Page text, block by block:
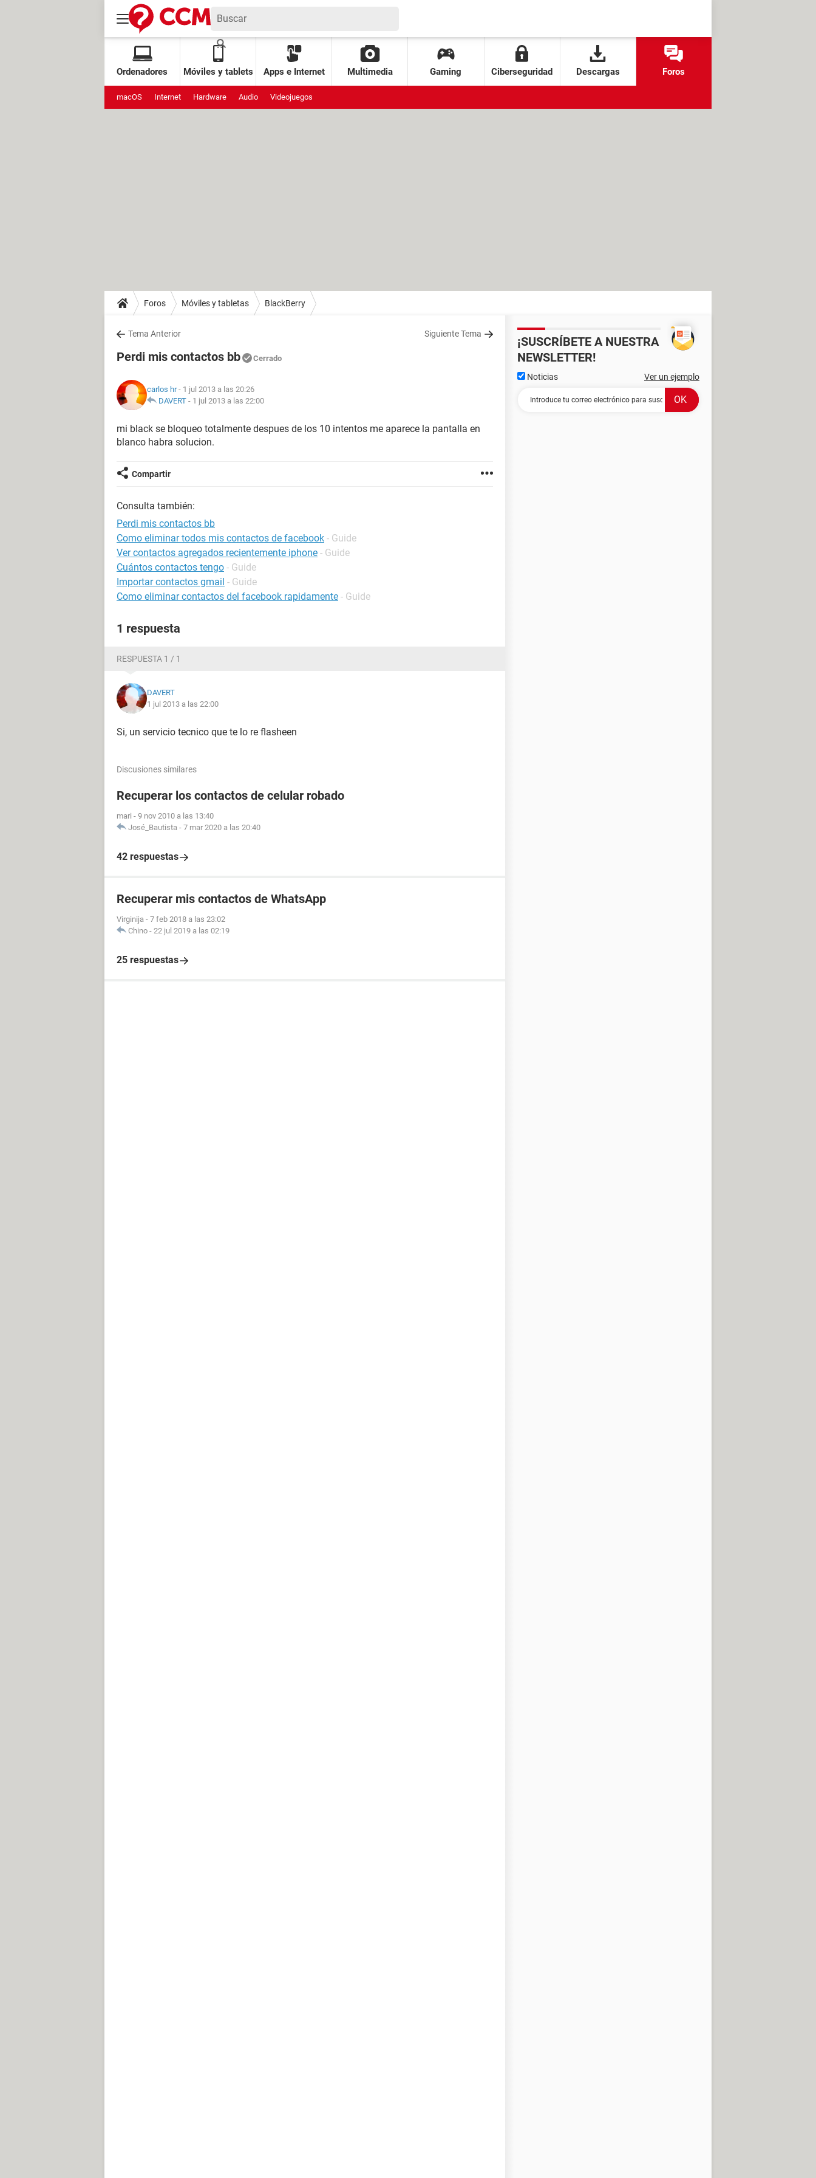
Ordenadores Móviles y tablets Apps e Internet Multimedia Gaming Ciberseguridad Descargas Foros
macOS Internet Hardware Audio Videojuegos
Foros Móviles y tabletas BlackBerry
Tema Anterior Siguiente Tema
Perdi mis contactos bb Cerrado
carlos hr- 1 jul 2013 a las 20:26
DAVERT - 1 jul 2013 a las 22:00
mi black se bloqueo totalmente despues de los 10 intentos me aparece la pantalla en
blanco habra solucion.
Compartir
Consulta también:
Perdi mis contactos bb
Como eliminar todos mis contactos de facebook - Guide
Ver contactos agregados recientemente iphone - Guide
Cuántos contactos tengo - Guide
Importar contactos gmail - Guide
Como eliminar contactos del facebook rapidamente - Guide
1 respuesta
RESPUESTA 1 / 1
DAVERT
1 jul 2013 a las 22:00
Si, un servicio tecnico que te lo re flasheen
Discusiones similares
Recuperar los contactos de celular robado
mari - 9 nov 2010 a las 13:40
José_Bautista - 7 mar 2020 a las 20:40
42 respuestas
Recuperar mis contactos de WhatsApp
Virginija - 7 feb 2018 a las 23:02
Chino - 22 jul 2019 a las 02:19
25 respuestas
¡SUSCRÍBETE A NUESTRA
NEWSLETTER!
Noticias Ver un ejemplo